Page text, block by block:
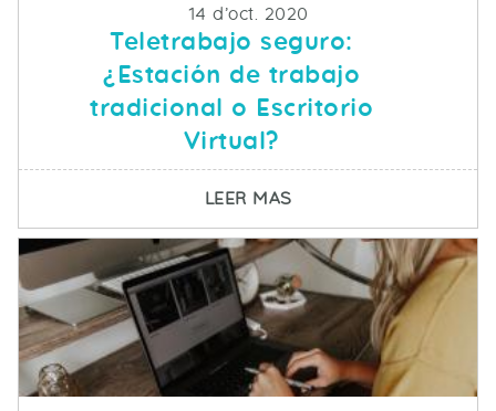
Fecha de publicacion
14 d’oct. 2020
Teletrabajo seguro:
¿Estación de trabajo
tradicional o Escritorio
Virtual?
LEER MASSOBRE TELETRABAJO